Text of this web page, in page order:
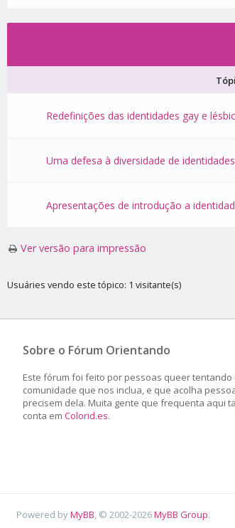
Redefinições das identidades gay e
Uma defesa à diversidade de
Apresentações de introdução a
Ver versão para impressão
Usuáries vendo este tópico: 1 visitante(s)
Sobre o Fórum Orientando
Este fórum foi feito por pessoas queer tentando
comunidade que nos inclua, e que acolha
precisem dela. Muita gente que frequenta aqui
conta em Colorid.es.
Powered byMyBB , © 2002-2026MyBB Group.